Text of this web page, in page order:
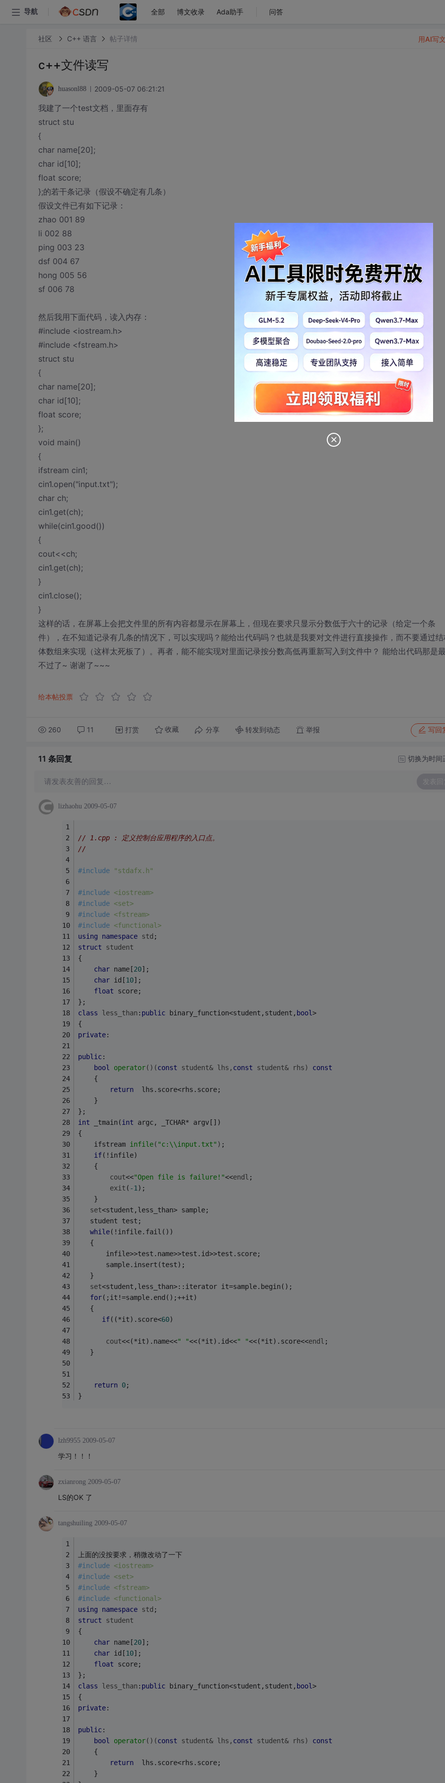
导航 全部 博文收录 Ada助手 问答
社区 C++ 语言 帖子详情
c++文件读写
huasonl88 2009-05-07 06:21:21
我建了一个test文档，里面存有
struct stu
{
char name[20];
char id[10];
float score;
};的若干条记录（假设不确定有几条）
假设文件已有如下记录：
zhao 001 89
li 002 88
ping 003 23
dsf 004 67
hong 005 56
sf 006 78
然后我用下面代码，读入内存：
#include <iostream.h>
#include <fstream.h>
struct stu
{
char name[20];
char id[10];
float score;
};
void main()
{
ifstream cin1;
cin1.open("input.txt");
char ch;
cin1.get(ch);
while(cin1.good())
{
cout<<ch;
cin1.get(ch);
}
cin1.close();
}
这样的话，在屏幕上会把文件里的所有内容都显示在屏幕上，但现在要求只显示分数低于六十的记录（给定一个条
件），在不知道记录有几条的情况下，可以实现吗？能给出代码吗？也就是我要对文件进行直接操作，而不要通过结
体数组来实现（这样太死板了）。再者，能不能实现对里面记录按分数高低再重新写入到文件中？ 能给出代码那是
不过了~ 谢谢了~~~
给本帖投票
260 11 打赏 收藏 分享 转发到动态 举报 写回
用AI写
11 条回复 切换为时间
请发表友善的回复… 发表回
lizhaohu 2009-05-07
// 1.cpp : 定义控制台应用程序的入口点。
//
#include "stdafx.h"
#include <iostream>
#include <set>
#include <fstream>
#include <functional>
using
namespace std ;
struct
student
{
char name[20];
char id[10];
float score;
};
class
less_than : public binary_function<student,student, bool>
{
private:
public:
bool
operator() (const student& lhs, const student& rhs)
const
    {
return
  lhs.score<rhs.score;
    }
};
int _tmain(int argc, _TCHAR* argv[])
{
ifstream infile( "c:\\input.txt" ) ;
if(!infile)
    {
cout<<"Open file is failure!"<<endl ;
exit ( -1 );
    }
set<student,less_than> sample;
   student test;
while(!infile.fail())
   {
       infile>>test.name>>test.id>>test.score;
       sample.insert(test);
   }
set<student,less_than>::iterator it=sample.begin();
for(;it!=sample.end();++it)
   {
if((*it).score<60)
cout<<(*it).name<<" "<<(*it).id<<" "<<(*it).score<<endl ;
   }
return 0;
}
lzh9955 2009-05-07
学习！！！
zxianrong 2009-05-07
LS的OK 了
tangshuiling 2009-05-07
上面的没按要求，稍微改动了一下
#include <iostream>
#include <set>
#include <fstream>
#include <functional>
using
namespace std ;
struct
student
{
char name[20];
char id[10];
float score;
};
class
less_than : public binary_function<student,student, bool>
{
private:
public:
bool
operator() (const student& lhs, const student& rhs)
const
	{
return
  lhs.score<rhs.score;
	}